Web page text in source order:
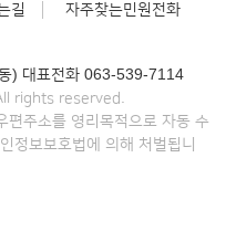
길
자주찾는민원전화
) 대표전화 063-539-7114
rights reserved.
편주소를 영리목적으로 자동 수
정보보호법에 의해 처벌됩니